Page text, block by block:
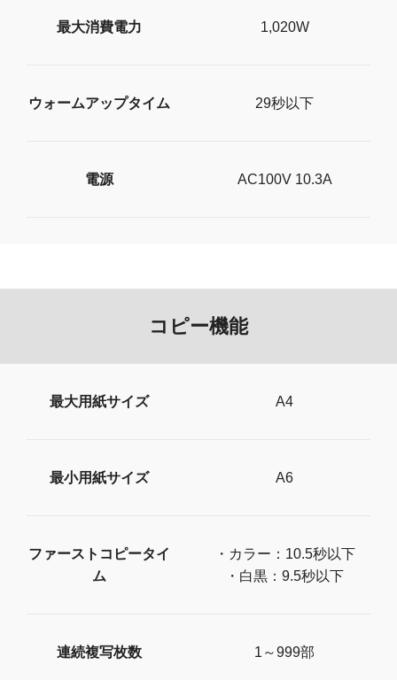
最大消費電力 1,020W
ウォームアップタイム 29秒以下
電源 AC100V 10.3A
コピー機能
最大用紙サイズ A4
最小用紙サイズ A6
ファーストコピータイ
ム
・カラー：10.5秒以下
・白黒：9.5秒以下
連続複写枚数 1～999部